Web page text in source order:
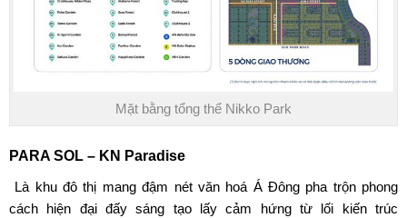
Mặt bằng tổng thể Nikko Park
PARA SOL – KN Paradise
Là khu đô thị mang đậm nét văn hoá Á Đông pha trộn phong
cách hiện đại đấy sáng tạo lấy cảm hứng từ lối kiến trúc